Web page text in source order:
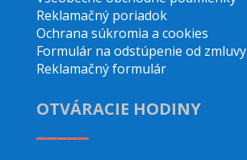
Reklamačný poriadok
Ochrana súkromia a cookies
Formulár na odstúpenie od zmluvy
Reklamačný formulár
OTVÁRACIE HODINY